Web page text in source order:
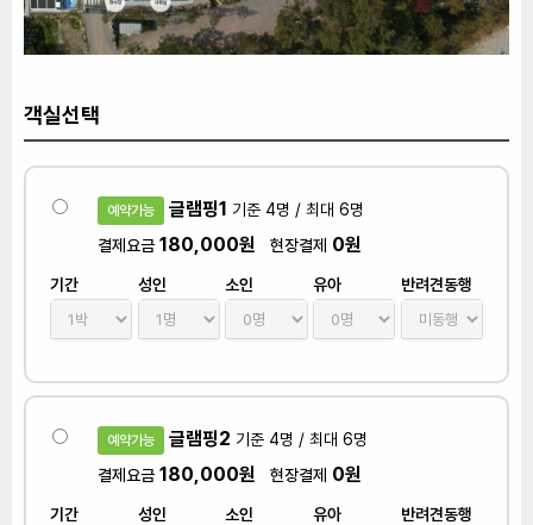
객실선택
예약가능 글램핑1 기준 4명 / 최대 6명
결제요금 180,000원 현장결제 0원
기간 성인 소인 유아 반려견동행
예약가능 글램핑2 기준 4명 / 최대 6명
결제요금 180,000원 현장결제 0원
기간 성인 소인 유아 반려견동행